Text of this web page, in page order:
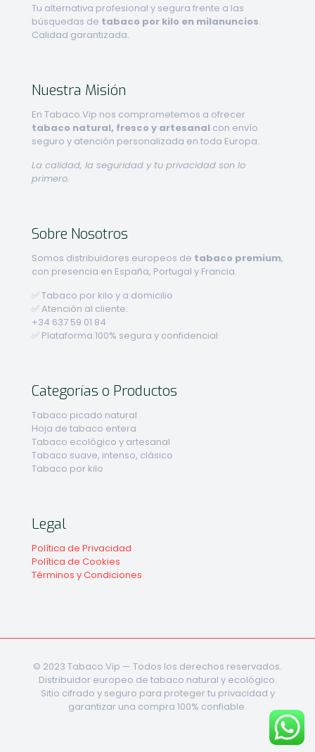
Tu alternativa profesional y segura frente a las
búsquedas de tabaco por kilo en milanuncios.
Calidad garantizada.
Nuestra Misión
En Tabaco.Vip nos comprometemos a ofrecer
tabaco natural, fresco y artesanal con envío
seguro y atención personalizada en toda Europa.
La calidad, la seguridad y tu privacidad son lo
primero.
Sobre Nosotros
Somos distribuidores europeos de tabaco premium,
con presencia en España, Portugal y Francia.
✅ Tabaco por kilo y a domicilio
✅ Atención al cliente:
+34 637 59 01 84
✅ Plataforma 100% segura y confidencial
Categorías o Productos
Tabaco picado natural
Hoja de tabaco entera
Tabaco ecológico y artesanal
Tabaco suave, intenso, clásico
Tabaco por kilo
Legal
Política de Privacidad
Política de Cookies
Términos y Condiciones
© 2023 Tabaco.Vip — Todos los derechos reservados.
Distribuidor europeo de tabaco natural y ecológico.
Sitio cifrado y seguro para proteger tu privacidad y
garantizar una compra 100% confiable.